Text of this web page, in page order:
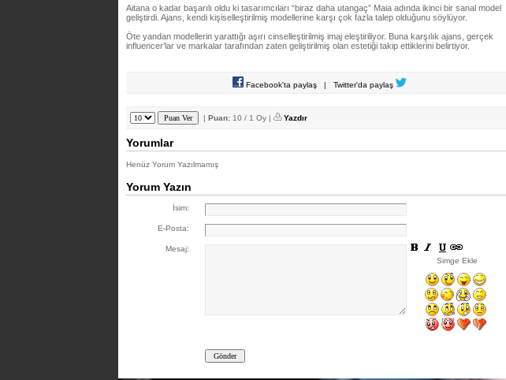
Aitana o kadar başarılı oldu ki tasarımcıları “biraz daha utangaç” Maia adında ikinci bir sanal model
geliştirdi. Ajans, kendi kişiselleştirilmiş modellerine karşı çok fazla talep olduğunu söylüyor.
Öte yandan modellerin yarattığı aşırı cinselleştirilmiş imaj eleştiriliyor. Buna karşılık ajans, gerçek
influencer’lar ve markalar tarafından zaten geliştirilmiş olan estetiği takip ettiklerini belirtiyor.
Facebook'ta paylaş | Twitter'da paylaş
| Puan: 10 / 1 Oy | Yazdır
Yorumlar
Henüz Yorum Yazılmamış
Yorum Yazın
İsim:
E-Posta:
Mesaj:
Simge Ekle